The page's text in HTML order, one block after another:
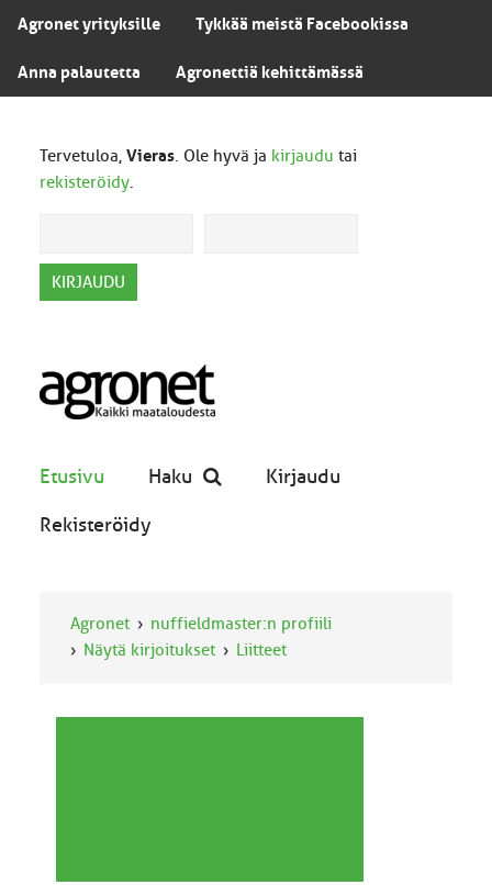
Agronet yrityksille Tykkää meistä Facebookissa
Anna palautetta Agronettiä kehittämässä
Tervetuloa, Vieras. Ole hyvä ja kirjaudu tai
rekisteröidy.
Etusivu Haku Kirjaudu
Rekisteröidy
Agronet
nuffieldmaster:n profiili
Näytä kirjoitukset
Liitteet